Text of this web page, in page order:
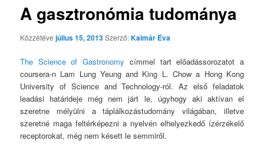
A gasztronómia tudománya
Közzétévejúlius 15, 2013Szerző:Kalmár Éva
The Science of Gastronomy címmel tart előadássorozatot a
coursera-n Lam Lung Yeung and King L. Chow a Hong Kong
University of Science and Technology-ról. Az első feladatok
leadási határideje még nem járt le, úgyhogy aki aktívan el
szeretne mélyülni a táplálkozástudomány világában, illetve
szeretné maga feltérképezni a nyelvén elhelyezkedő ízérzékelő
receptorokat, még nem késett le semmiről.